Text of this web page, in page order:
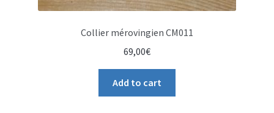
Collier mérovingien CM011
69,00€
Add to cart